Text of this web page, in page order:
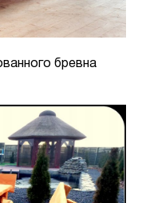
бревна